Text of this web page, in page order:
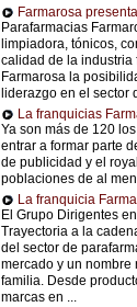
Farmarosa
Parafarmacias
limpiadora, tónicos,
calidad de la industria
Farmarosa la
liderazgo en el sector
La franquicias
Ya son más de 120
entrar a formar parte
de publicidad y el
poblaciones de al
La franquicia
El Grupo Dirigentes
Trayectoria a la
del sector de
mercado y un
familia. Desde
marcas en ...